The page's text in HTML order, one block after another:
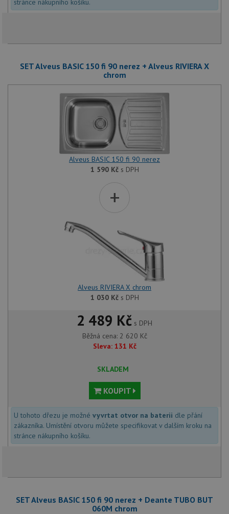
stránce nákupního košíku.
SET Alveus BASIC 150 fi 90 nerez + Alveus RIVIERA X
chrom
Alveus BASIC 150 fi 90 nerez
1 590 Kčs DPH
+
Alveus RIVIERA X chrom
1 030 Kčs DPH
2 489 Kč s DPH
Běžná cena: 2 620 Kč
Sleva: 131 Kč
SKLADEM
KOUPIT
U tohoto dřezu je možné vyvrtat otvor na baterii dle přání
zákazníka. Umístění otvoru můžete specifikovat v dalším kroku na
stránce nákupního košíku.
SET Alveus BASIC 150 fi 90 nerez + Deante TUBO BUT
060M chrom